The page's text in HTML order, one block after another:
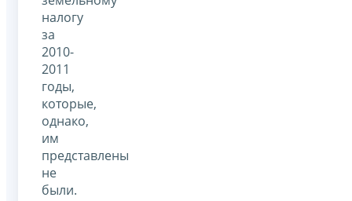
налогу
за
2010-
2011
годы,
которые,
однако,
им
представлены
не
были.